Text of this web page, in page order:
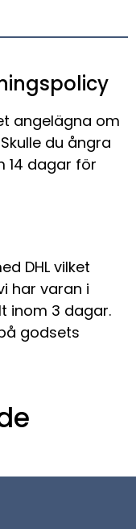
angelägna om
du ångra
14 dagar för
DHL vilket
har varan i
inom 3 dagar.
godsets